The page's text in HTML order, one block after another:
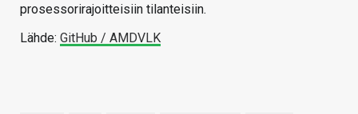
prosessorirajoitteisiin tilanteisiin.
Lähde: GitHub / AMDVLK